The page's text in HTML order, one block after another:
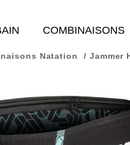
COMBINAISONS
Natation Jammer